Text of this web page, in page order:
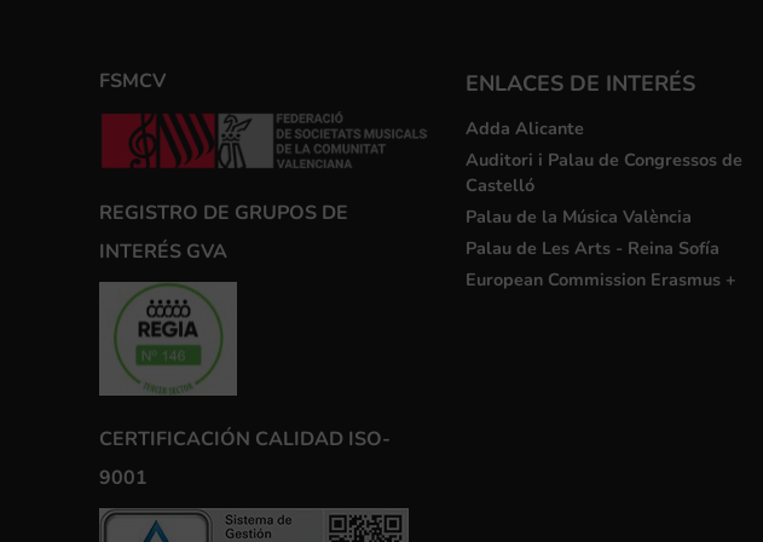
FSMCV
REGISTRO DE GRUPOS DE
INTERÉS GVA
CERTIFICACIÓN CALIDAD ISO-
9001
ENLACES DE INTERÉS
Adda Alicante
Auditori i Palau de Congressos de
Castelló
Palau de la Música València
Palau de Les Arts - Reina Sofía
European Commission Erasmus +